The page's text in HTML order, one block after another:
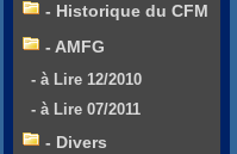
- Historique du CFM
- AMFG
- à Lire 12/2010
- à Lire 07/2011
- Divers